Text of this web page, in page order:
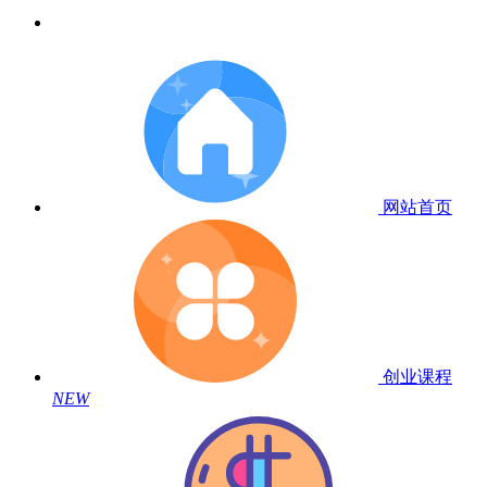
网站首页
创业课程
NEW